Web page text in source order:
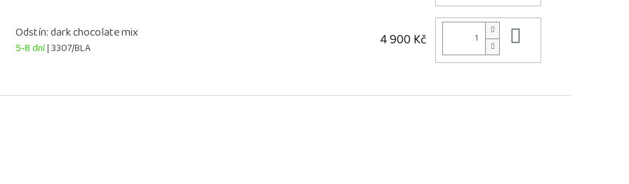
Odstín: dark chocolate mix
5-8 dní| 3307/BLA 4 900 Kč